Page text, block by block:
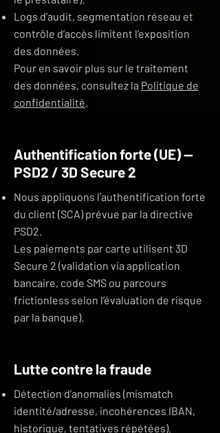
Logs d’audit, segmentation réseau et
contrôle d’accès limitent l’exposition
des données.
Pour en savoir plus sur le traitement
des données, consultez la Politique de
confidentialité.
Authentification forte (UE) —
PSD2 / 3D Secure 2
Nous appliquons l’authentification forte
du client (SCA) prévue par la directive
PSD2.
Les paiements par carte utilisent 3D
Secure 2 (validation via application
bancaire, code SMS ou parcours
frictionless selon l’évaluation de risque
par la banque).
Lutte contre la fraude
Détection d’anomalies (mismatch
identité/adresse, incohérences IBAN,
historique, tentatives répétées).